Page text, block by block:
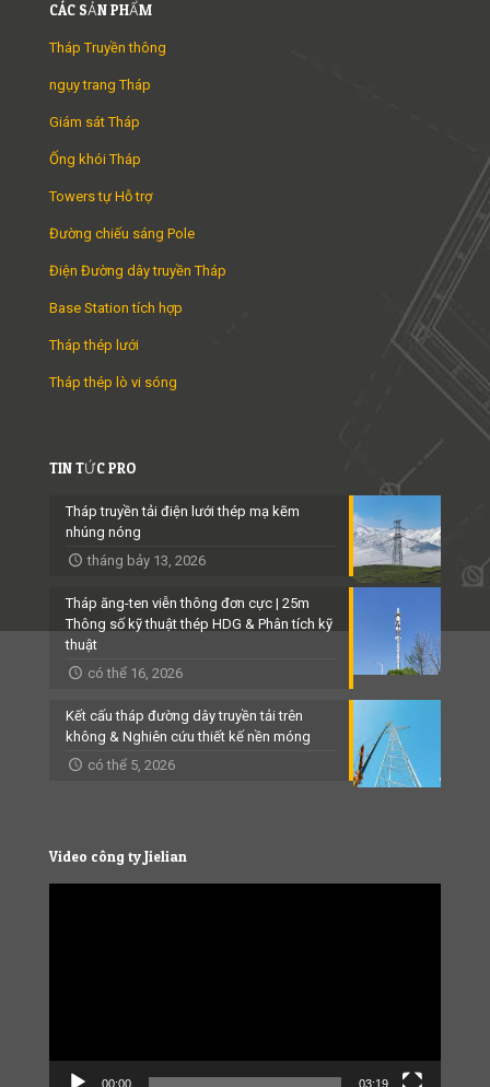
CÁC SẢN PHẨM
Tháp Truyền thông
ngụy trang Tháp
Giám sát Tháp
Ống khói Tháp
Towers tự Hỗ trợ
Đường chiếu sáng Pole
Điện Đường dây truyền Tháp
Base Station tích hợp
Tháp thép lưới
Tháp thép lò vi sóng
TIN TỨC PRO
Tháp truyền tải điện lưới thép mạ kẽm
nhúng nóng
tháng bảy 13, 2026
Tháp ăng-ten viễn thông đơn cực | 25m
Thông số kỹ thuật thép HDG & Phân tích kỹ
thuật
có thể 16, 2026
Kết cấu tháp đường dây truyền tải trên
không & Nghiên cứu thiết kế nền móng
có thể 5, 2026
Video công ty Jielian
00:00 03:19